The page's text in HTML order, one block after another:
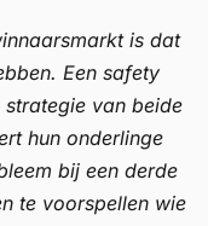
is dat
Een safety
van beide
hun onderlinge
bij een derde
te voorspellen wie